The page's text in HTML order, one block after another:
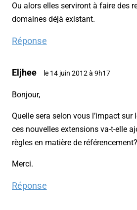
Ou alors elles serviront à faire des
domaines déjà existant.
Réponse
Eljhee le 14 juin 2012 à 9h17
Bonjour,
Quelle sera selon vous l’impact sur
ces nouvelles extensions va-t-elle
règles en matière de référencement?
Merci.
Réponse